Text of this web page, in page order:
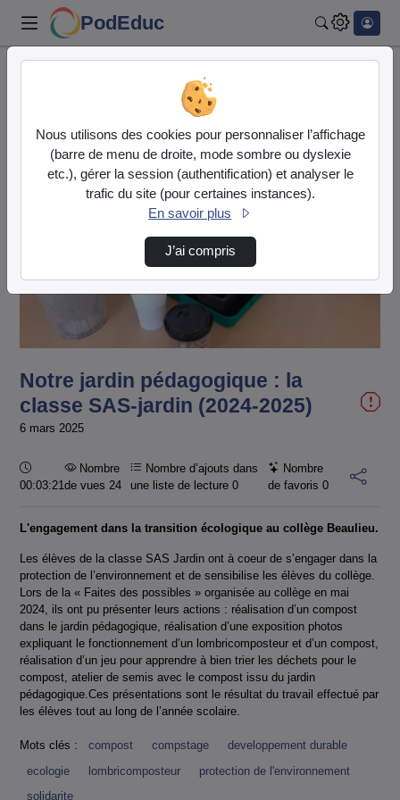
PodEduc
Notre jardin pédagogique : la classe SAS-jar…
Lire
la
vidéo
Notre jardin pédagogique : la
classe SAS-jardin (2024-2025)
6 mars 2025
Durée :
00:03:21
Nombre
de vues 24
Nombre d’ajouts dans
une liste de lecture0
Nombre
de favoris 0
L'engagement dans la transition écologique au collège Beaulieu.
Les élèves de la classe SAS Jardin ont à coeur de s’engager dans la
protection de l’environnement et de sensibilise les élèves du collège.
Lors de la « Faites des possibles » organisée au collège en mai
2024, ils ont pu présenter leurs actions : réalisation d’un compost
dans le jardin pédagogique, réalisation d’une exposition photos
expliquant le fonctionnement d’un lombricomposteur et d’un compost,
réalisation d’un jeu pour apprendre à bien trier les déchets pour le
compost, atelier de semis avec le compost issu du jardin
pédagogique.Ces présentations sont le résultat du travail effectué par
les élèves tout au long de l’année scolaire.
Mots clés : compost compstage
developpement durable
ecologie
lombricomposteur
protection de l'environnement
solidarite
Nous utilisons des cookies pour personnaliser l’affichage
(barre de menu de droite, mode sombre ou dyslexie
etc.), gérer la session (authentification) et analyser le
trafic du site (pour certaines instances).
En savoir plus
J’ai compris